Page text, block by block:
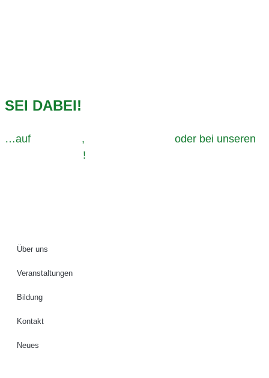
SEI DABEI!
…auf ,
oder bei unseren
!
Über uns
Veranstaltungen
Bildung
Kontakt
Neues